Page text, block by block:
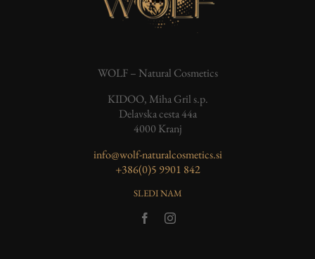
WOLF – Natural Cosmetics
KIDOO, Miha Gril s.p.
Delavska cesta 44a
4000 Kranj
info@wolf-naturalcosmetics.si
‭+386(0)5 9901 842
SLEDI NAM